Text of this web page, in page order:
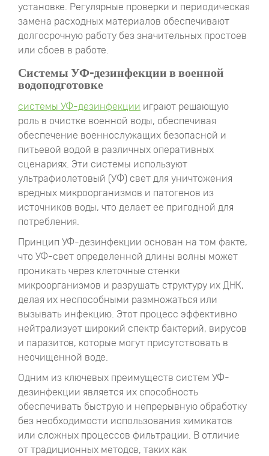
установке. Регулярные проверки и периодическая
замена расходных материалов обеспечивают
долгосрочную работу без значительных простоев
или сбоев в работе.
Системы УФ-дезинфекции в военной
водоподготовке
системы УФ-дезинфекции играют решающую
роль в очистке военной воды, обеспечивая
обеспечение военнослужащих безопасной и
питьевой водой в различных оперативных
сценариях. Эти системы используют
ультрафиолетовый (УФ) свет для уничтожения
вредных микроорганизмов и патогенов из
источников воды, что делает ее пригодной для
потребления.
Принцип УФ-дезинфекции основан на том факте,
что УФ-свет определенной длины волны может
проникать через клеточные стенки
микроорганизмов и разрушать структуру их ДНК,
делая их неспособными размножаться или
вызывать инфекцию. Этот процесс эффективно
нейтрализует широкий спектр бактерий, вирусов
и паразитов, которые могут присутствовать в
неочищенной воде.
Одним из ключевых преимуществ систем УФ-
дезинфекции является их способность
обеспечивать быструю и непрерывную обработку
без необходимости использования химикатов
или сложных процессов фильтрации. В отличие
от традиционных методов, таких как